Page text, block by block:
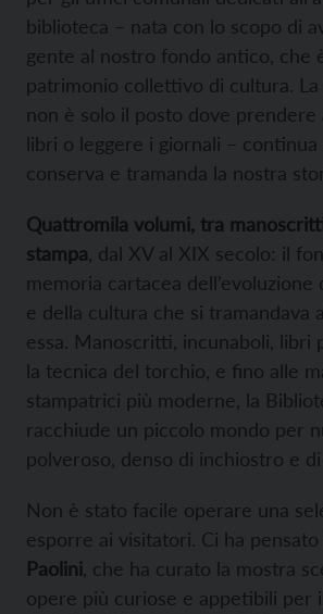
biblioteca – nata con lo scopo di
gente al nostro fondo antico, che
patrimonio collettivo di cultura. La
non è solo il posto dove
libri o leggere i giornali – continua
conserva e tramanda la nostra
Quattromila volumi, tra
stampa , dal XV al XIX secolo: il
memoria cartacea dell’evoluzione
e della cultura che si tramandava
essa. Manoscritti, incunaboli, libri
la tecnica del torchio, e fino alle
stampatrici più moderne, la
racchiude un piccolo mondo per
polveroso, denso di inchiostro e
Non è stato facile operare una
esporre ai visitatori. Ci ha pensato
Paolini , che ha curato la mostra
opere più curiose e appetibili per